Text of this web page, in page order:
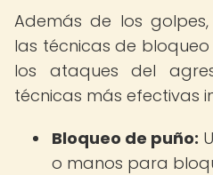
Además de los
las técnicas de
los ataques del
técnicas más efectivas
Bloqueo de puño:
o manos para